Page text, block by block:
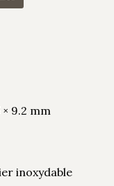
9.2 mm
inoxydable